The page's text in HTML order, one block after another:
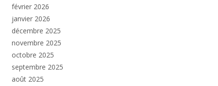
février 2026
janvier 2026
décembre 2025
novembre 2025
octobre 2025
septembre 2025
août 2025